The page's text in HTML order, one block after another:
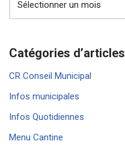
Catégories d’articles
CR Conseil Municipal
Infos municipales
Infos Quotidiennes
Menu Cantine